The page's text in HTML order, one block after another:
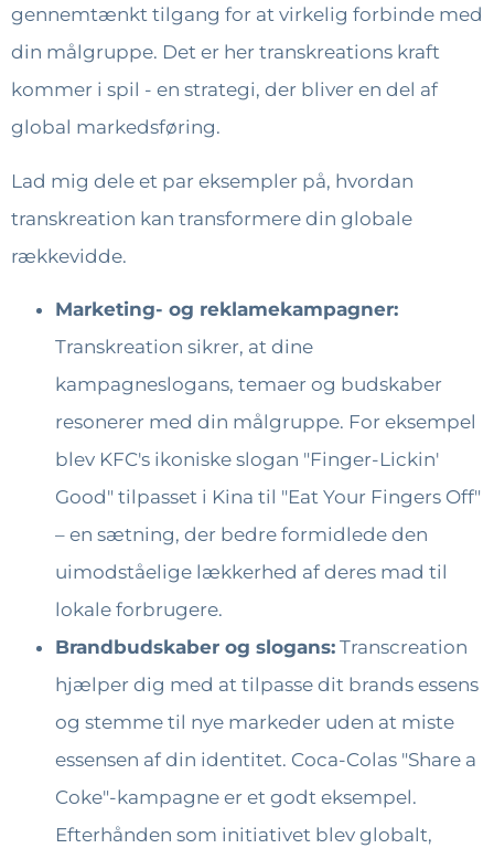
gennemtænkt tilgang for at virkelig forbinde med
din målgruppe. Det er her transkreations kraft
kommer i spil - en strategi, der bliver en del af
global markedsføring.
Lad mig dele et par eksempler på, hvordan
transkreation kan transformere din globale
rækkevidde.
Marketing- og reklamekampagner:
Transkreation sikrer, at dine
kampagneslogans, temaer og budskaber
resonerer med din målgruppe. For eksempel
blev KFC's ikoniske slogan "Finger-Lickin'
Good" tilpasset i Kina til "Eat Your Fingers Off"
– en sætning, der bedre formidlede den
uimodståelige lækkerhed af deres mad til
lokale forbrugere.
Brandbudskaber og slogans: Transcreation
hjælper dig med at tilpasse dit brands essens
og stemme til nye markeder uden at miste
essensen af ​​din identitet. Coca-Colas "Share a
Coke"-kampagne er et godt eksempel.
Efterhånden som initiativet blev globalt,